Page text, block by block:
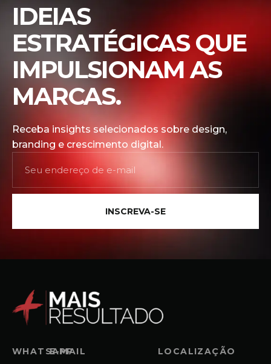
IDEIAS
ESTRATÉGICAS QUE
IMPULSIONAM AS
MARCAS.
Receba insights selecionados sobre design,
branding e crescimento digital.
INSCREVA-SE
WHATSAPP
E-MAIL LOCALIZAÇÃO